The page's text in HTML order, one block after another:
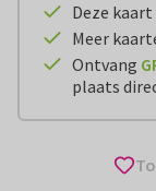
Deze
Meer
Ontvang
plaats